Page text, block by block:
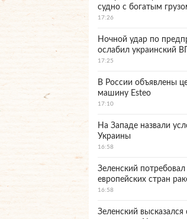
судно с богатым
17:26
Ночной удар по
ослабил украинский
17:25
В России объявлены
машину Esteo
17:10
На Западе назвали
Украины
16:58
Зеленский
европейских стран
16:58
Зеленский высказался